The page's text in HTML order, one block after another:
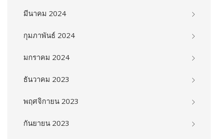
มีนาคม 2024
กุมภาพันธ์ 2024
มกราคม 2024
ธันวาคม 2023
พฤศจิกายน 2023
กันยายน 2023